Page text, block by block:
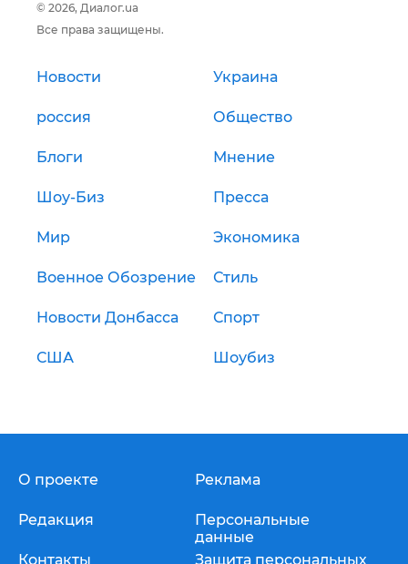
© 2026, Диалог.ua
Все права защищены.
Новости Украина
россия Общество
Блоги Мнение
Шоу-Биз Пресса
Мир Экономика
Военное Обозрение Стиль
Новости Донбасса Спорт
США Шоубиз
О проекте
Редакция
Контакты
Реклама
Персональные
данные
Защита персональных